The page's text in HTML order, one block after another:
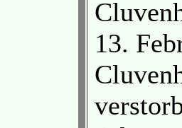
13.